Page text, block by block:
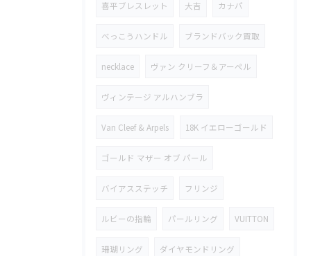
喜平ブレスレット 大吉 カナパ
べっこうハンドル ブランドバック買取
necklace ヴァン クリーフ＆アーペル
ヴィンテージ アルハンブラ
Van Cleef & Arpels 18K イエローゴールド
ゴールド マザー オブ パール
バイアスステッチ フリンジ
ルビーの指輪 パールリング VUITTON
珊瑚リング ダイヤモンドリング